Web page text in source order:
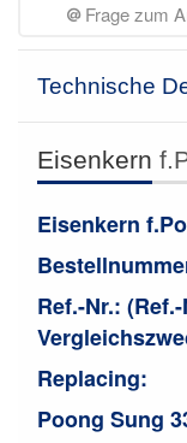
Frage zum
Technische
Eisenkern
Eisenkern f.
Ref.-Nr.:
Replacing:
Poong Sung